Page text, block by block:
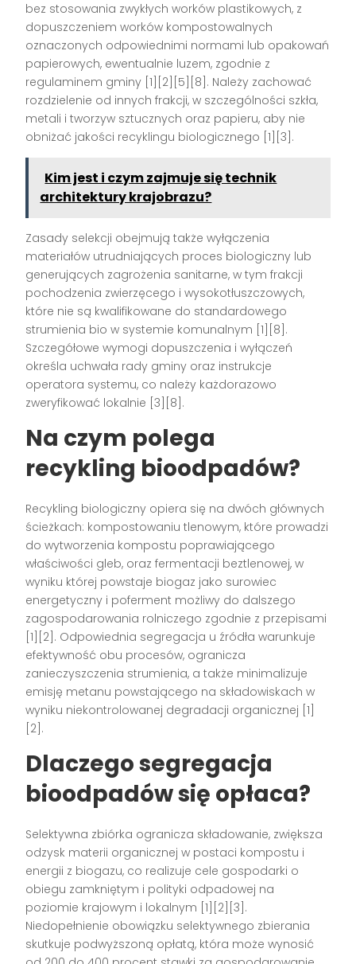
bez stosowania zwykłych worków plastikowych, z
dopuszczeniem worków kompostowalnych
oznaczonych odpowiednimi normami lub opakowań
papierowych, ewentualnie luzem, zgodnie z
regulaminem gminy [1][2][5][8]. Należy zachować
rozdzielenie od innych frakcji, w szczególności szkła,
metali i tworzyw sztucznych oraz papieru, aby nie
obniżać jakości recyklingu biologicznego [1][3].
Kim jest i czym zajmuje się technik
architektury krajobrazu?
Zasady selekcji obejmują także wyłączenia
materiałów utrudniających proces biologiczny lub
generujących zagrożenia sanitarne, w tym frakcji
pochodzenia zwierzęcego i wysokotłuszczowych,
które nie są kwalifikowane do standardowego
strumienia bio w systemie komunalnym [1][8].
Szczegółowe wymogi dopuszczenia i wyłączeń
określa uchwała rady gminy oraz instrukcje
operatora systemu, co należy każdorazowo
zweryfikować lokalnie [3][8].
Na czym polega
recykling bioodpadów?
Recykling biologiczny opiera się na dwóch głównych
ścieżkach: kompostowaniu tlenowym, które prowadzi
do wytworzenia kompostu poprawiającego
właściwości gleb, oraz fermentacji beztlenowej, w
wyniku której powstaje biogaz jako surowiec
energetyczny i poferment możliwy do dalszego
zagospodarowania rolniczego zgodnie z przepisami
[1][2]. Odpowiednia segregacja u źródła warunkuje
efektywność obu procesów, ogranicza
zanieczyszczenia strumienia, a także minimalizuje
emisję metanu powstającego na składowiskach w
wyniku niekontrolowanej degradacji organicznej [1]
[2].
Dlaczego segregacja
bioodpadów się opłaca?
Selektywna zbiórka ogranicza składowanie, zwiększa
odzysk materii organicznej w postaci kompostu i
energii z biogazu, co realizuje cele gospodarki o
obiegu zamkniętym i polityki odpadowej na
poziomie krajowym i lokalnym [1][2][3].
Niedopełnienie obowiązku selektywnego zbierania
skutkuje podwyższoną opłatą, która może wynosić